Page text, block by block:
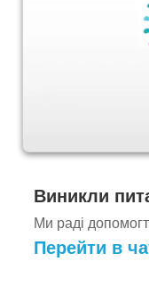
Виникли
Ми раді
Перейти в